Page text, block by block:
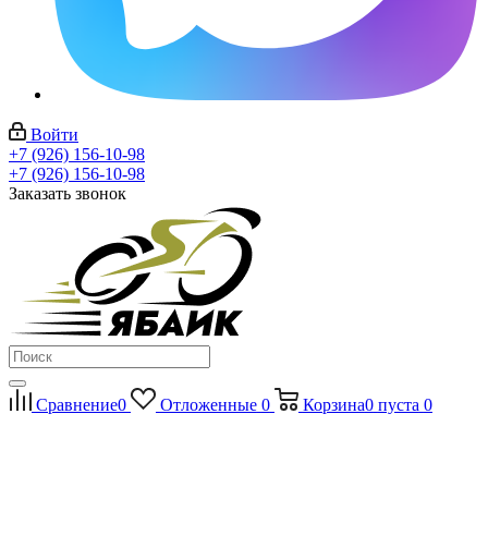
Войти
+7 (926) 156-10-98
+7 (926) 156-10-98
Заказать звонок
Сравнение0 Отложенные 0 Корзина0 пуста 0